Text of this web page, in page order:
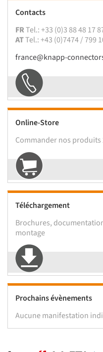
Contacts
FRTel.: +33 (0)3 88 48 17
ATTel.: +43 (0)7474 / 799
france@knapp-
Online-Store
Commander nos produits
Téléchargement
Brochures,
montage
Prochains évènements
Aucune manifestation